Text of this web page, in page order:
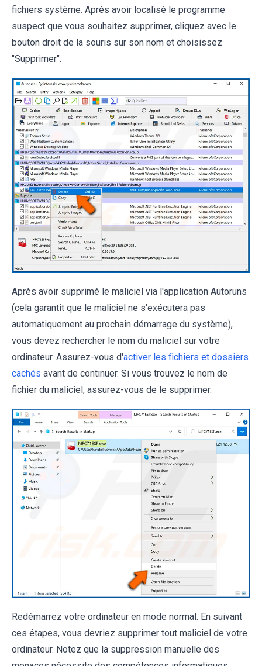
fichiers système. Après avoir localisé le programme
suspect que vous souhaitez supprimer, cliquez avec le
bouton droit de la souris sur son nom et choisissez
"Supprimer".
Après avoir supprimé le maliciel via l'application Autoruns
(cela garantit que le maliciel ne s'exécutera pas
automatiquement au prochain démarrage du système),
vous devez rechercher le nom du maliciel sur votre
ordinateur. Assurez-vous d'activer les fichiers et dossiers
cachés avant de continuer. Si vous trouvez le nom de
fichier du maliciel, assurez-vous de le supprimer.
Redémarrez votre ordinateur en mode normal. En suivant
ces étapes, vous devriez supprimer tout maliciel de votre
ordinateur. Notez que la suppression manuelle des